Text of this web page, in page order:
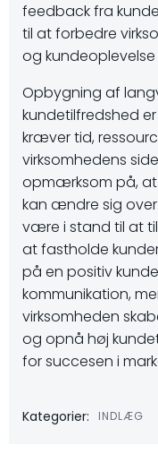
feedback fra
til at forbedre
og
Opbygning af
kundetilfredshed
kræver tid,
virksomhedens
opmærksom på, at
kan ændre sig
være i stand til at
at fastholde
på en positiv
kommunikation,
virksomheden
og opnå høj
for succesen i
Kategorier: INDLÆG